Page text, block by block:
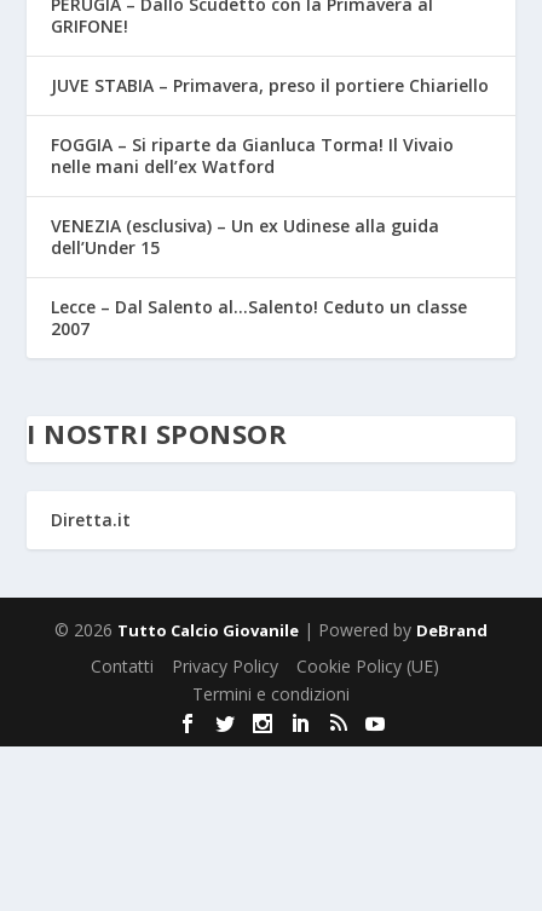
GRIFONE!
JUVE STABIA – Primavera, preso il portiere Chiariello
FOGGIA – Si riparte da Gianluca Torma! Il Vivaio
nelle mani dell’ex Watford
VENEZIA (esclusiva) – Un ex Udinese alla guida
dell’Under 15
Lecce – Dal Salento al…Salento! Ceduto un classe
2007
I NOSTRI SPONSOR
Diretta.it
© 2026 Tutto Calcio Giovanile | Powered by DeBrand
Contatti Privacy Policy
Cookie Policy (UE)
Termini e condizioni